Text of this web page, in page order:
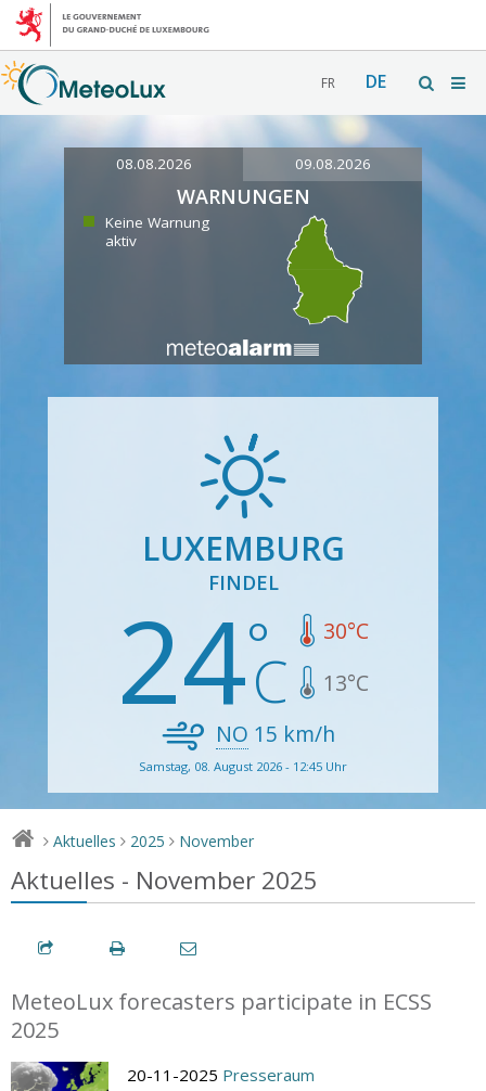
FR DE
08.08.2026 09.08.2026
WARNUNGEN
Keine Warnung
aktiv
LUXEMBURG
FINDEL
24 30°C
13°C
NO 15 km/h
Samstag, 08. August 2026 - 12:45 Uhr
> Aktuelles > 2025 > November
Aktuelles - November 2025
MeteoLux forecasters participate in ECSS
2025
20-11-2025 Presseraum